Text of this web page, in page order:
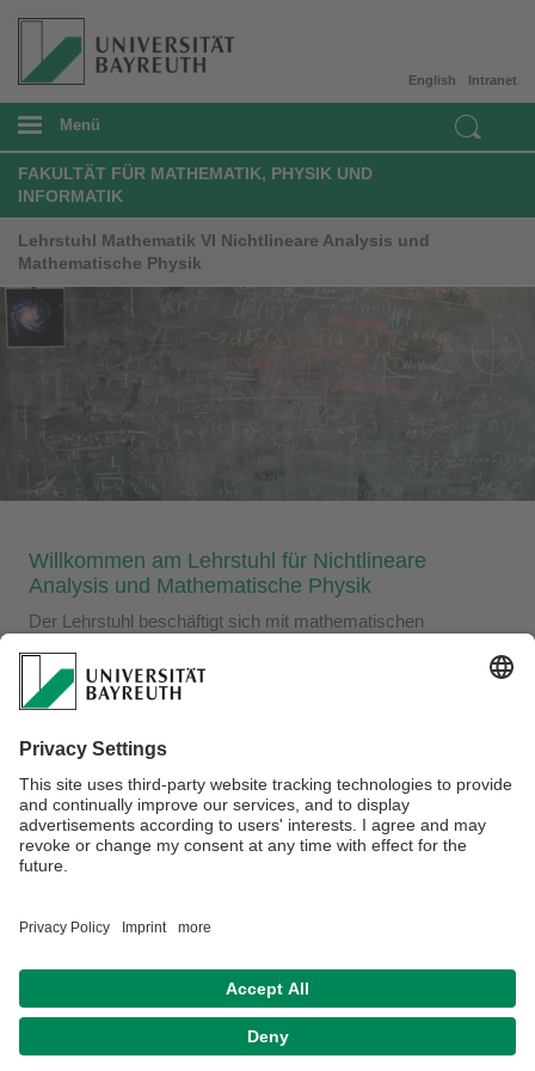
Intranet
English
Menü
FAKULTÄT FÜR MATHEMATIK, PHYSIK UND
INFORMATIK
Lehrstuhl Mathematik VI Nichtlineare Analysis und
Mathematische Physik
​Willkommen am Lehrstuhl für Nichtlineare
Analysis und Mathematische Physik
Der Lehrstuhl beschäftigt sich mit mathematischen
werden insbesondere kinetische Modelle aus dem Bereich
der Allgemeinen Relativitätstheorie und der Stellardynamik,
Stabilitätsprobleme der Hydrodynamik und
Phänomene der Wellenausbreitung mit Hilfe integrabler
Systeme sowie Universalitätseigenschaften lokaler
Statistiken von Zufallsmatrizen untersucht. Hierbei werden in
erster Linie Methoden der nichtlinearen Analysis aber auch
numerische Simulationen eingesetzt.
Impressum
Kontakt
Barrierefreiheitserklärung